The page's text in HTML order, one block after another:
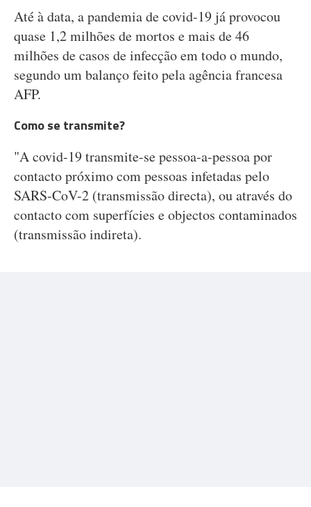
Até à data, a pandemia de covid-19 já provocou
quase 1,2 milhões de mortos e mais de 46
milhões de casos de infecção em todo o mundo,
segundo um balanço feito pela agência francesa
AFP.
Como se transmite?
"A covid-19 transmite-se pessoa-a-pessoa por
contacto próximo com pessoas infetadas pelo
SARS-CoV-2 (transmissão directa), ou através do
contacto com superfícies e objectos contaminados
(transmissão indireta).